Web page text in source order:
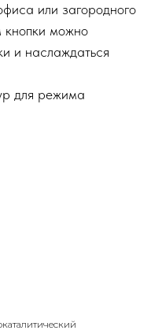
или загородного
можно
и наслаждаться
для режима